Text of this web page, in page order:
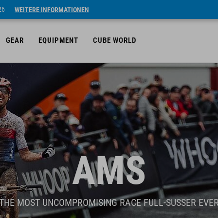
WEITERE INFORMATIONEN
GEAR EQUIPMENT CUBE WORLD
AMS
MOST UNCOMPROMISING RACE FULL-SUSSER